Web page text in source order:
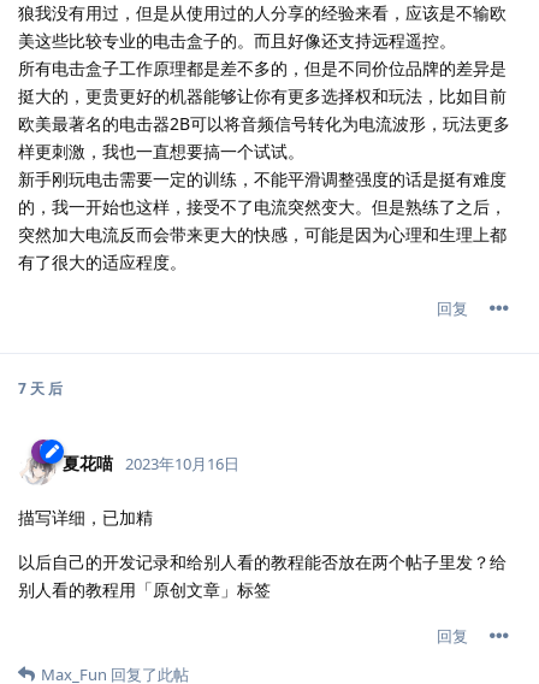
狼我没有用过，但是从使用过的人分享的经验来看，应该是不输欧
美这些比较专业的电击盒子的。而且好像还支持远程遥控。
所有电击盒子工作原理都是差不多的，但是不同价位品牌的差异是
挺大的，更贵更好的机器能够让你有更多选择权和玩法，比如目前
欧美最著名的电击器2B可以将音频信号转化为电流波形，玩法更多
样更刺激，我也一直想要搞一个试试。
新手刚玩电击需要一定的训练，不能平滑调整强度的话是挺有难度
的，我一开始也这样，接受不了电流突然变大。但是熟练了之后，
突然加大电流反而会带来更大的快感，可能是因为心理和生理上都
有了很大的适应程度。
回复
7 天 后
夏花喵 2023年10月16日
描写详细，已加精
以后自己的开发记录和给别人看的教程能否放在两个帖子里发？给
别人看的教程用「原创文章」标签
回复
Max_Fun 回复了此帖